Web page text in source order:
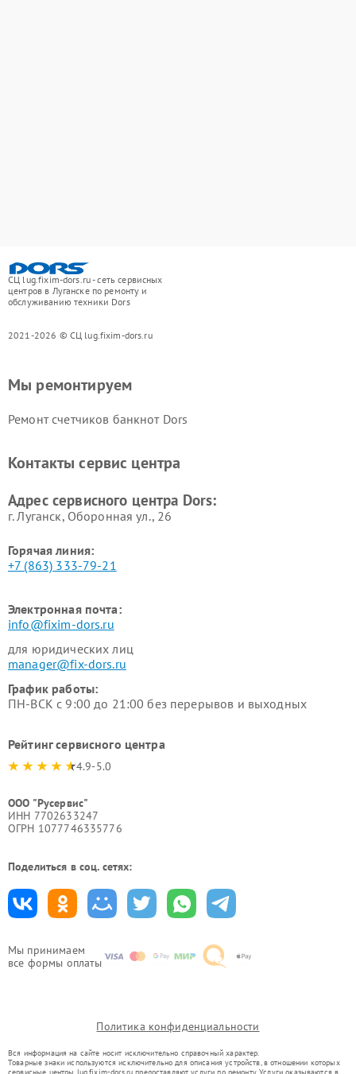
СЦ lug.fixim-dors.ru - сеть сервисных
центров в Луганске по ремонту и
обслуживанию техники Dors
2021-2026 © СЦ lug.fixim-dors.ru
Мы принимаем
все формы оплаты
Мы ремонтируем
Ремонт счетчиков банкнот Dors
Контакты сервис центра
Адрес сервисного центра Dors:
г. Луганск, Оборонная ул., 26
Горячая линия:
+7 (863) 333-79-21
Электронная почта:
info@fixim-dors.ru
для юридических лиц
manager@fix-dors.ru
График работы:
ПН-ВСК с 9:00 до 21:00 без перерывов и выходных
Рейтинг сервисного центра
4.9-5.0
ООО "Русервис"
ИНН 7702633247
ОГРН 1077746335776
Поделиться в соц. сетях:
Политика конфиденциальности
Вся информация на сайте носит исключительно справочный характер.
Товарные знаки используются исключительно для описания устройств, в отношении которых